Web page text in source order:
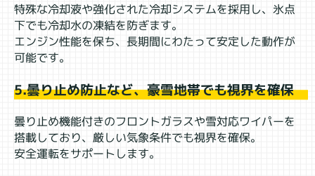
特殊な冷却液や強化された冷却システムを採用し、氷点
下でも冷却水の凍結を防ぎます。
エンジン性能を保ち、長期間にわたって安定した動作が
可能です。
5.曇り止め防止など、豪雪地帯でも視界を確保
曇り止め機能付きのフロントガラスや雪対応ワイパーを
搭載しており、厳しい気象条件でも視界を確保。
安全運転をサポートします。